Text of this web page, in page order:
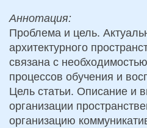
Аннотация:
Проблема и цель.
архитектурного
связана с
процессов обучения и
Цель статьи. Описание и
организации
организацию